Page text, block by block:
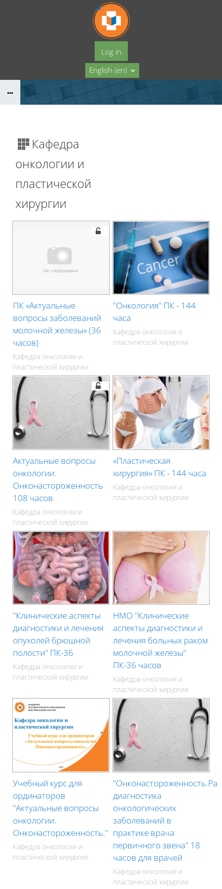
Log in
English ‎(en)‎
Кафедра
онкологии и
пластической
хирургии
ПК «Актуальные
вопросы заболеваний
молочной железы» (36
часов)
Кафедра онкологии и
пластической хирургии
"Онкология" ПК - 144
часа
Кафедра онкологии и
пластической хирургии
Актуальные вопросы
онкологии.
Онконастороженность
108 часов
Кафедра онкологии и
пластической хирургии
«Пластическая
хирургия» ПК - 144 часа
Кафедра онкологии и
пластической хирургии
"Клинические аспекты
диагностики и лечения
опухолей брюшной
полости" ПК-36
Кафедра онкологии и
пластической хирургии
НМО "Клинические
аспекты диагностики и
лечения больных раком
молочной железы"
ПК-36 часов
Кафедра онкологии и
пластической хирургии
Учебный курс для
ординаторов
"Актуальные вопросы
онкологии.
Онконастороженность."
Кафедра онкологии и
пластической хирургии
диагностика
онкологических
заболеваний в
практике врача
первичного звена" 18
часов для врачей
Кафедра онкологии и
пластической хирургии